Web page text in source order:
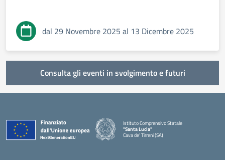
dal 29 Novembre 2025 al 13 Dicembre 2025
Consulta gli eventi in svolgimento e futuri
Istituto Comprensivo Statale
"Santa Lucia"
Cava de' Tirreni (SA)